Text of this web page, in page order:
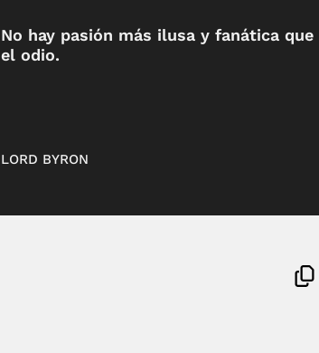
No hay pasión más ilusa y fanática que
el odio.
LORD BYRON